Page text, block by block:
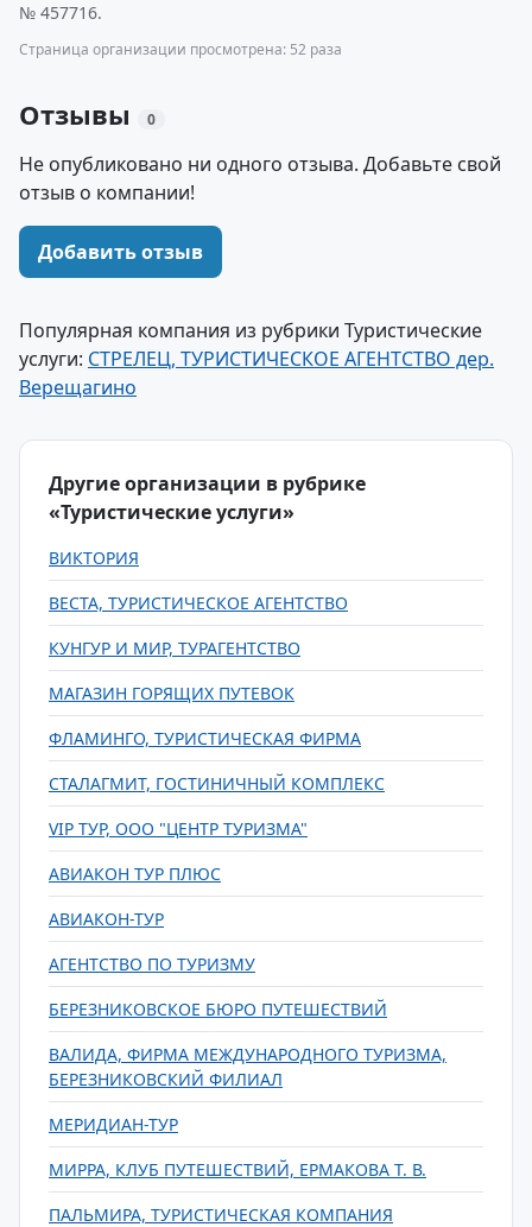
№ 457716.
Страница организации просмотрена: 52 раза
Отзывы 0
Не опубликовано ни одного отзыва. Добавьте свой
отзыв о компании!
Добавить отзыв
Популярная компания из рубрики Туристические
услуги: СТРЕЛЕЦ, ТУРИСТИЧЕСКОЕ АГЕНТСТВО дер.
Верещагино
Другие организации в рубрике
«Туристические услуги»
ВИКТОРИЯ
ВЕСТА, ТУРИСТИЧЕСКОЕ АГЕНТСТВО
КУНГУР И МИР, ТУРАГЕНТСТВО
МАГАЗИН ГОРЯЩИХ ПУТЕВОК
ФЛАМИНГО, ТУРИСТИЧЕСКАЯ ФИРМА
СТАЛАГМИТ, ГОСТИНИЧНЫЙ КОМПЛЕКС
VIP ТУР, ООО "ЦЕНТР ТУРИЗМА"
АВИАКОН ТУР ПЛЮС
АВИАКОН-ТУР
АГЕНТСТВО ПО ТУРИЗМУ
БЕРЕЗНИКОВСКОЕ БЮРО ПУТЕШЕСТВИЙ
ВАЛИДА, ФИРМА МЕЖДУНАРОДНОГО ТУРИЗМА,
БЕРЕЗНИКОВСКИЙ ФИЛИАЛ
МЕРИДИАН-ТУР
МИРРА, КЛУБ ПУТЕШЕСТВИЙ, ЕРМАКОВА Т. В.
ПАЛЬМИРА, ТУРИСТИЧЕСКАЯ КОМПАНИЯ